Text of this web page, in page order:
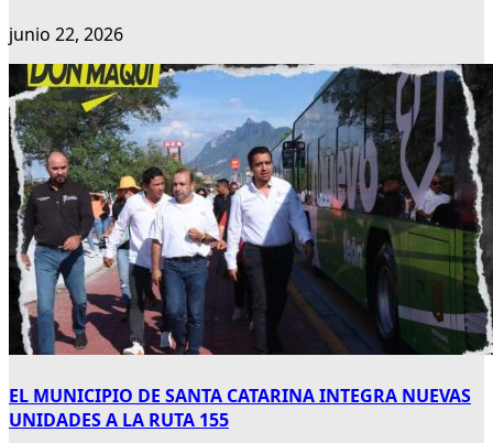
junio 22, 2026
EL MUNICIPIO DE SANTA CATARINA INTEGRA NUEVAS
UNIDADES A LA RUTA 155